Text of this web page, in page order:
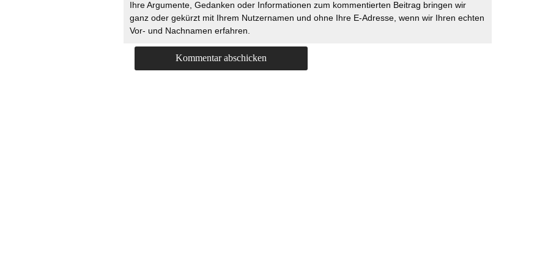
Ihre Argumente, Gedanken oder Informationen zum kommentierten Beitrag bringen wir
ganz oder gekürzt mit Ihrem Nutzernamen und ohne Ihre E-Adresse, wenn wir Ihren echten
Vor- und Nachnamen erfahren.